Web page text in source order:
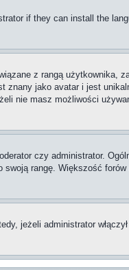
if they can install the
z rangą użytkownika,
jako avatar i jest
nie masz możliwości
czy administrator.
rangę. Większość forów
jeżeli administrator